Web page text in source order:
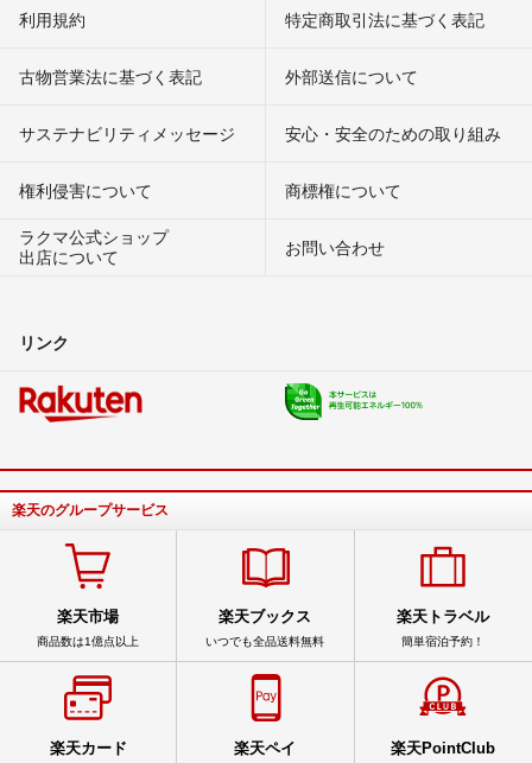
利用規約 特定商取引法に基づく表記
古物営業法に基づく表記 外部送信について
サステナビリティメッセージ 安心・安全のための取り組み
権利侵害について
商標権について
ラクマ公式ショップ
出店について
お問い合わせ
リンク
楽天のグループサービス
楽天市場
商品数は1億点以上
楽天ブックス
いつでも全品送料無料
楽天トラベル
簡単宿泊予約！
楽天カード 楽天ペイ 楽天PointClub